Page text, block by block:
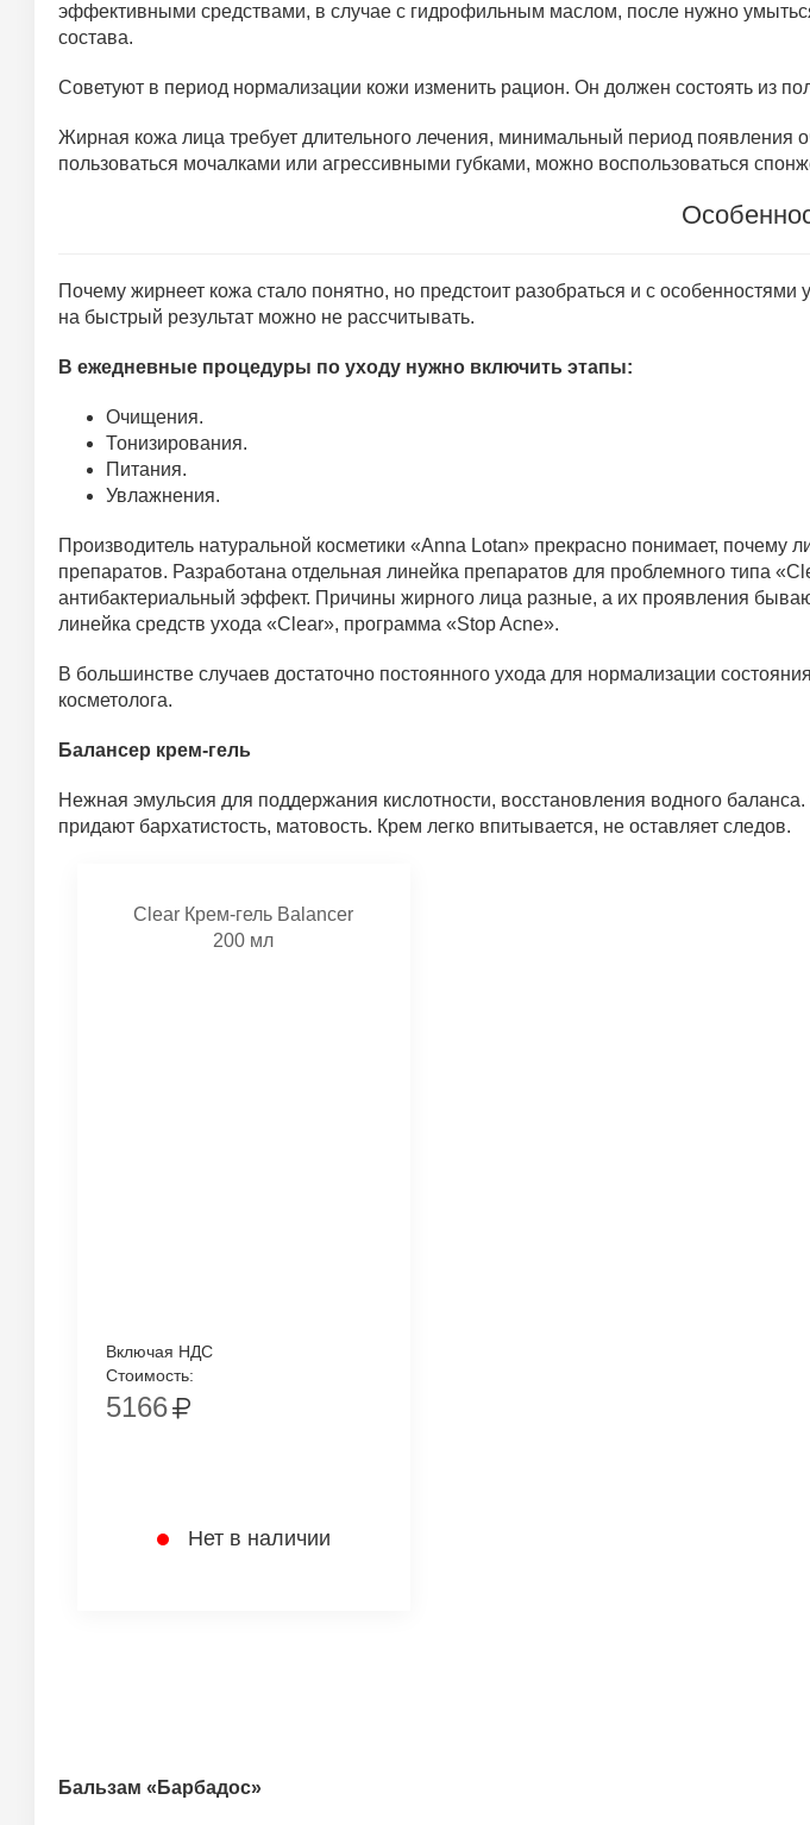
эффективными средствами, в случае с гидрофильным маслом, после нужно
состава.
Советуют в период нормализации кожи изменить рацион. Он должен состоять из
Жирная кожа лица требует длительного лечения, минимальный период
пользоваться мочалками или агрессивными губками, можно воспользоваться
Почему жирнеет кожа стало понятно, но предстоит разобраться и с
на быстрый результат можно не рассчитывать.
В ежедневные процедуры по уходу нужно включить этапы:
Очищения.
Тонизирования.
Питания.
Увлажнения.
Производитель натуральной косметики «Anna Lotan» прекрасно понимает,
препаратов. Разработана отдельная линейка препаратов для проблемного типа
антибактериальный эффект. Причины жирного лица разные, а их проявления
линейка средств ухода «Clear», программа «Stop Acne».
В большинстве случаев достаточно постоянного ухода для нормализации
косметолога.
Балансер крем-гель
Нежная эмульсия для поддержания кислотности, восстановления водного
придают бархатистость, матовость. Крем легко впитывается, не оставляет следов.
Clear Крем-гель Balancer
200 мл
Включая НДС
Стоимость:
5166
Нет в наличии
Бальзам «Барбадос»